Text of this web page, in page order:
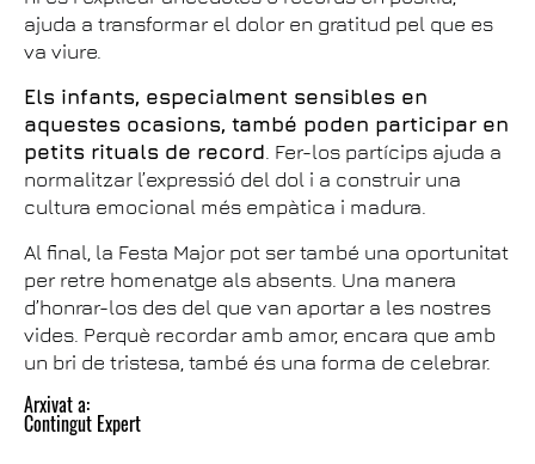
ajuda a transformar el dolor en gratitud pel que es
va viure.
Els infants, especialment sensibles en
aquestes ocasions, també poden participar en
petits rituals de record. Fer-los partícips ajuda a
normalitzar l’expressió del dol i a construir una
cultura emocional més empàtica i madura.
Al final, la Festa Major pot ser també una oportunitat
per retre homenatge als absents. Una manera
d’honrar-los des del que van aportar a les nostres
vides. Perquè recordar amb amor, encara que amb
un bri de tristesa, també és una forma de celebrar.
Arxivat a:
Contingut Expert